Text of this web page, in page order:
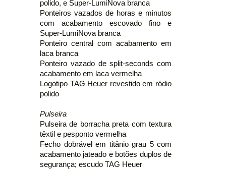
polido, e Super-LumiNova branca
Ponteiros vazados de horas e minutos
com acabamento escovado fino e
Super-LumiNova branca
Ponteiro central com acabamento em
laca branca
Ponteiro vazado de split-seconds com
acabamento em laca vermelha
Logotipo TAG Heuer revestido em ródio
polido
Pulseira
Pulseira de borracha preta com textura
têxtil e pesponto vermelha
Fecho dobrável em titânio grau 5 com
acabamento jateado e botões duplos de
segurança; escudo TAG Heuer